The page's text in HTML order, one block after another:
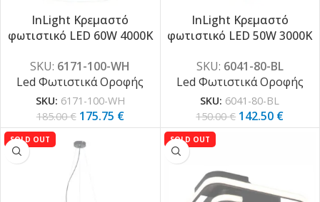
InLight Κρεμαστό
φωτιστικό LED 60W 4000K
D:100cm (6171-100-WH)
SKU: 6171-100-WH
Led Φωτιστικά Οροφής
SKU: 6171-100-WH
185.00€ 175.75 €
InLight Κρεμαστό
φωτιστικό LED 50W 3000K
D:80cm (6041-80-BL)
SKU: 6041-80-BL
Led Φωτιστικά Οροφής
SKU: 6041-80-BL
150.00€ 142.50 €
SOLD OUT SOLD OUT